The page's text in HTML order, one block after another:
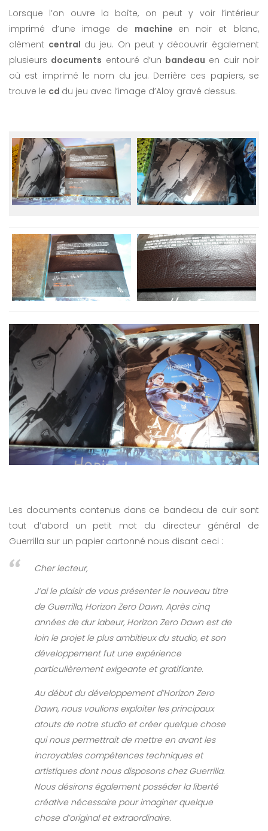
Lorsque l’on ouvre la boîte, on peut y voir l’intérieur
imprimé d’une image de machine en noir et blanc,
clément central du jeu. On peut y découvrir également
plusieurs documents entouré d’un bandeau en cuir noir
où est imprimé le nom du jeu. Derrière ces papiers, se
trouve le cd du jeu avec l’image d’Aloy gravé dessus.
Les documents contenus dans ce bandeau de cuir sont
tout d’abord un petit mot du directeur général de
Guerrilla sur un papier cartonné nous disant ceci :
Cher lecteur,
J’ai le plaisir de vous présenter le nouveau titre
de Guerrilla, Horizon Zero Dawn. Après cinq
années de dur labeur, Horizon Zero Dawn est de
loin le projet le plus ambitieux du studio, et son
développement fut une expérience
particulièrement exigeante et gratifiante.
Au début du développement d’Horizon Zero
Dawn, nous voulions exploiter les principaux
atouts de notre studio et créer quelque chose
qui nous permettrait de mettre en avant les
incroyables compétences techniques et
artistiques dont nous disposons chez Guerrilla.
Nous désirons également posséder la liberté
créative nécessaire pour imaginer quelque
chose d’original et extraordinaire.